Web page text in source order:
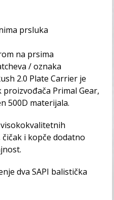
prsluka
na prsima
/ oznaka
2.0 Plate Carrier je
Primal Gear,
500D materijala.
i kopče dodatno
dva SAPI balistička